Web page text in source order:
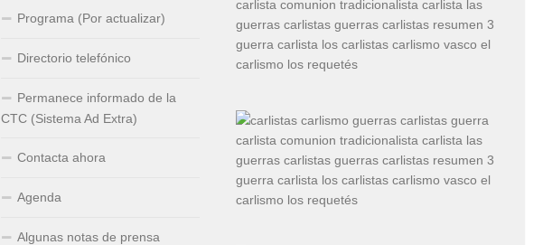
Programa (Por actualizar)
Directorio telefónico
Permanece informado de la
CTC (Sistema Ad Extra)
Contacta ahora
Agenda
Algunas notas de prensa